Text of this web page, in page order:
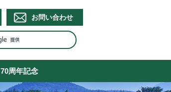
お問い合わせ
70周年記念